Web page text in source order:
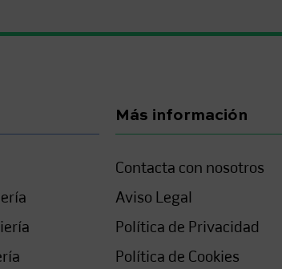
Más información
Contacta con nosotros
Aviso Legal
Política de Privacidad
Política de Cookies